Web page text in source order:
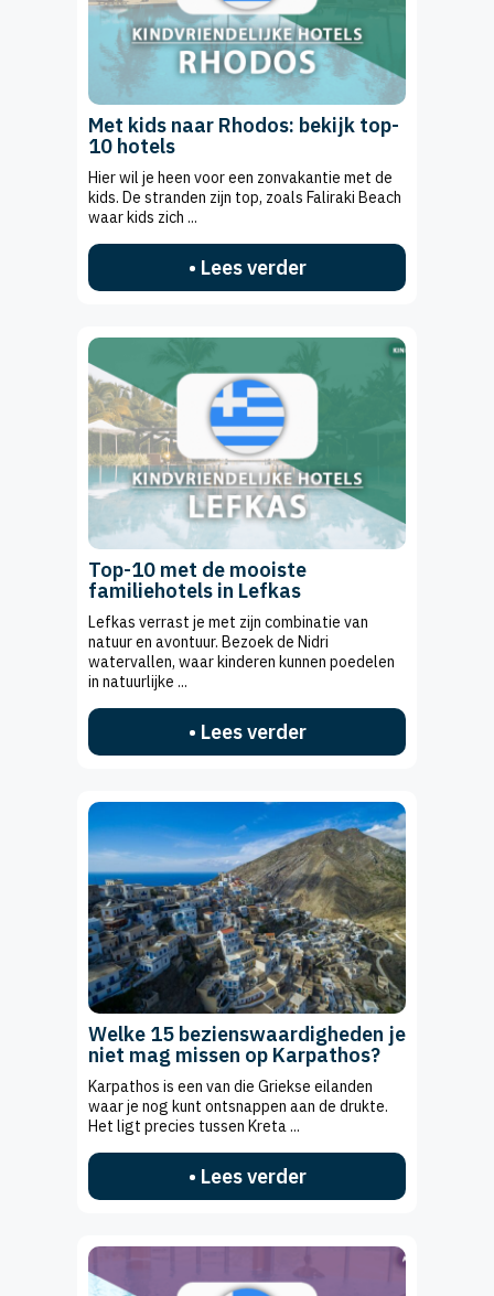
Met kids naar Rhodos: bekijk top-
10 hotels
Hier wil je heen voor een zonvakantie met de
kids. De stranden zijn top, zoals Faliraki Beach
waar kids zich ...
• Lees verder
Top-10 met de mooiste
familiehotels in Lefkas
Lefkas verrast je met zijn combinatie van
natuur en avontuur. Bezoek de Nidri
watervallen, waar kinderen kunnen poedelen
in natuurlijke ...
• Lees verder
Welke 15 bezienswaardigheden je
niet mag missen op Karpathos?
Karpathos is een van die Griekse eilanden
waar je nog kunt ontsnappen aan de drukte.
Het ligt precies tussen Kreta ...
• Lees verder